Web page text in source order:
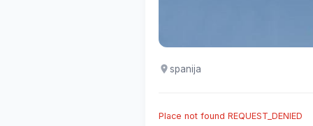
spanija
Place not found REQUEST_DENIED